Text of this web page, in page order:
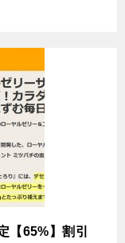
【65%】割引